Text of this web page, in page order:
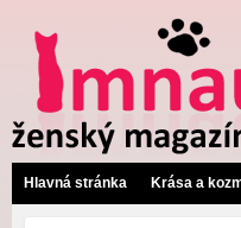
Hlavná stránka Krása a